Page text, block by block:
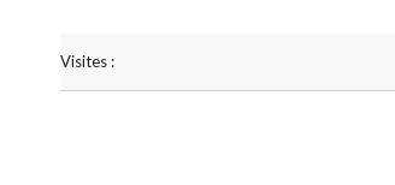
Visites :